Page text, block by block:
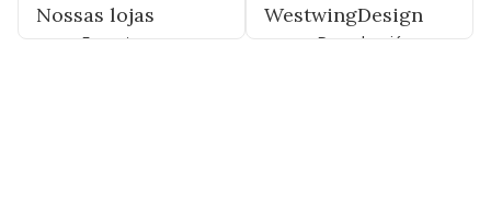
Nossas lojas
Encontre uma
WestwingDesign
Descubra já